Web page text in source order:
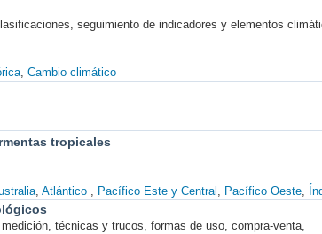
seguimiento de indicadores y elementos
Cambio climático
tropicales
Atlántico Pacífico Este y Central Pacífico Oeste
técnicas y trucos, formas de uso, compra-venta,